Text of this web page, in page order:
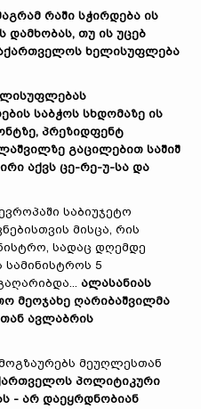
რაში სჭირდება ის
თუ ის უცებ
ხელისუფლება
საბჭოს სხდომაზე ის
პრეზიდფენტ
გაცილებით საშიშ
აქვს ცე-რე-უ-სა და
საბიუჯეტო
მისცა, რის
სადაც დღემდე
5
ალასანიას
მეოჯახე ღარიბაშვილმა
ავლაბრის
მეუღლესთან
პოლიტიკური
- არ დაეყრდნობიან